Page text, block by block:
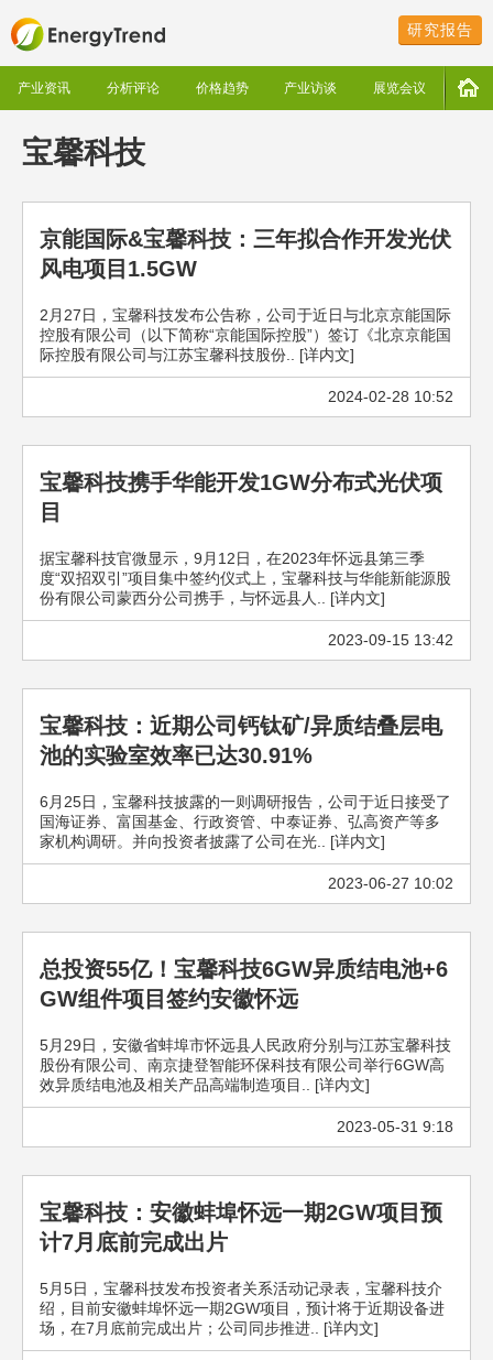
研究报告
产业资讯 分析评论 价格趋势 产业访谈 展览会议
宝馨科技
京能国际&宝馨科技：三年拟合作开发光伏
风电项目1.5GW
2月27日，宝馨科技发布公告称，公司于近日与北京京能国际
控股有限公司（以下简称“京能国际控股”）签订《北京京能国
际控股有限公司与江苏宝馨科技股份.. [详内文]
2024-02-28 10:52
宝馨科技携手华能开发1GW分布式光伏项
目
据宝馨科技官微显示，9月12日，在2023年怀远县第三季
度“双招双引”项目集中签约仪式上，宝馨科技与华能新能源股
份有限公司蒙西分公司携手，与怀远县人.. [详内文]
2023-09-15 13:42
宝馨科技：近期公司钙钛矿/异质结叠层电
池的实验室效率已达30.91%
6月25日，宝馨科技披露的一则调研报告，公司于近日接受了
国海证券、富国基金、行政资管、中泰证券、弘高资产等多
家机构调研。并向投资者披露了公司在光.. [详内文]
2023-06-27 10:02
总投资55亿！宝馨科技6GW异质结电池+6
GW组件项目签约安徽怀远
5月29日，安徽省蚌埠市怀远县人民政府分别与江苏宝馨科技
股份有限公司、南京捷登智能环保科技有限公司举行6GW高
效异质结电池及相关产品高端制造项目.. [详内文]
2023-05-31 9:18
宝馨科技：安徽蚌埠怀远一期2GW项目预
计7月底前完成出片
5月5日，宝馨科技发布投资者关系活动记录表，宝馨科技介
绍，目前安徽蚌埠怀远一期2GW项目，预计将于近期设备进
场，在7月底前完成出片；公司同步推进.. [详内文]